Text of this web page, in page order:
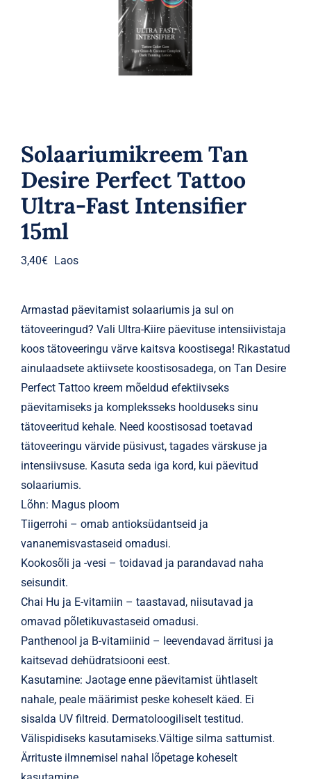
Solaariumikreem Tan
Desire Perfect Tattoo
Ultra-Fast Intensifier
15ml
3,40€ Laos
Armastad päevitamist solaariumis ja sul on
tätoveeringud? Vali Ultra-Kiire päevituse intensiivistaja
koos tätoveeringu värve kaitsva koostisega! Rikastatud
ainulaadsete aktiivsete koostisosadega, on Tan Desire
Perfect Tattoo kreem mõeldud efektiivseks
päevitamiseks ja kompleksseks hoolduseks sinu
tätoveeritud kehale. Need koostisosad toetavad
tätoveeringu värvide püsivust, tagades värskuse ja
intensiivsuse. Kasuta seda iga kord, kui päevitud
solaariumis.
Lõhn: Magus ploom
Tiigerrohi – omab antioksüdantseid ja
vananemisvastaseid omadusi.
Kookosõli ja -vesi – toidavad ja parandavad naha
seisundit.
Chai Hu ja E-vitamiin – taastavad, niisutavad ja
omavad põletikuvastaseid omadusi.
Panthenool ja B-vitamiinid – leevendavad ärritusi ja
kaitsevad dehüdratsiooni eest.
Kasutamine: Jaotage enne päevitamist ühtlaselt
nahale, peale määrimist peske koheselt käed. Ei
sisalda UV filtreid. Dermatoloogiliselt testitud.
Välispidiseks kasutamiseks.Vältige silma sattumist.
Ärrituste ilmnemisel nahal lõpetage koheselt